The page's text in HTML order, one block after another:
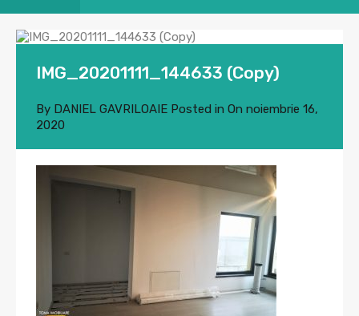
IMG_20201111_144633 (Copy)
By DANIEL GAVRILOAIE Posted in On noiembrie 16,
2020